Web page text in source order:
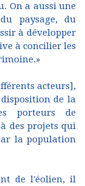
On a aussi une
paysage, du
à développer
à concilier les
acteurs],
de la
porteurs de
des projets qui
la population
de l'éolien, il